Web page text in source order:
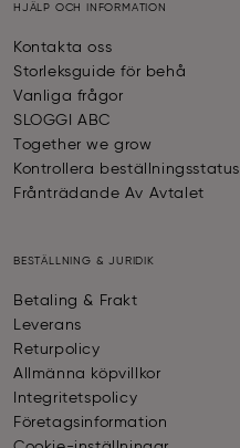
HJÄLP OCH INFORMATION
Kontakta oss
Storleksguide för behå
Vanliga frågor
SLOGGI ABC
Together we grow
Kontrollera beställningsstatus
Frånträdande Av Avtalet
BESTÄLLNING & JURIDIK
Betaling & Frakt
Leverans
Returpolicy
Allmänna köpvillkor
Integritetspolicy
Företagsinformation